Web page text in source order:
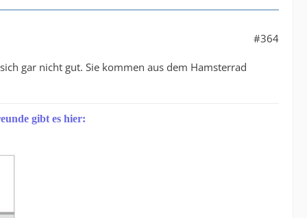
#364
gar nicht gut. Sie kommen aus dem Hamsterrad
gibt es hier: